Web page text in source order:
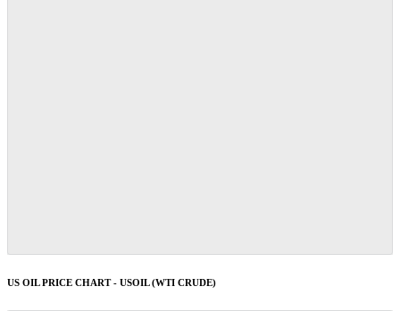
US OIL PRICE CHART - USOIL (WTI CRUDE)